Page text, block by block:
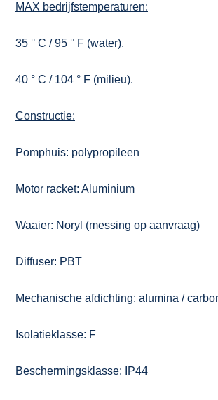
MAX bedrijfstemperaturen:
35 ° C / 95 ° F (water).
40 ° C / 104 ° F (milieu).
Constructie:
Pomphuis: polypropileen
Motor racket: Aluminium
Waaier: Noryl (messing op aanvraag)
Diffuser: PBT
Mechanische afdichting: alumina /
Isolatieklasse: F
Beschermingsklasse: IP44